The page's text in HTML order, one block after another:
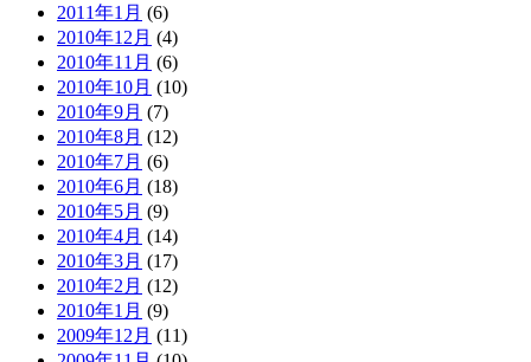
2011年1月 (6)
2010年12月 (4)
2010年11月 (6)
2010年10月 (10)
2010年9月 (7)
2010年8月 (12)
2010年7月 (6)
2010年6月 (18)
2010年5月 (9)
2010年4月 (14)
2010年3月 (17)
2010年2月 (12)
2010年1月 (9)
2009年12月 (11)